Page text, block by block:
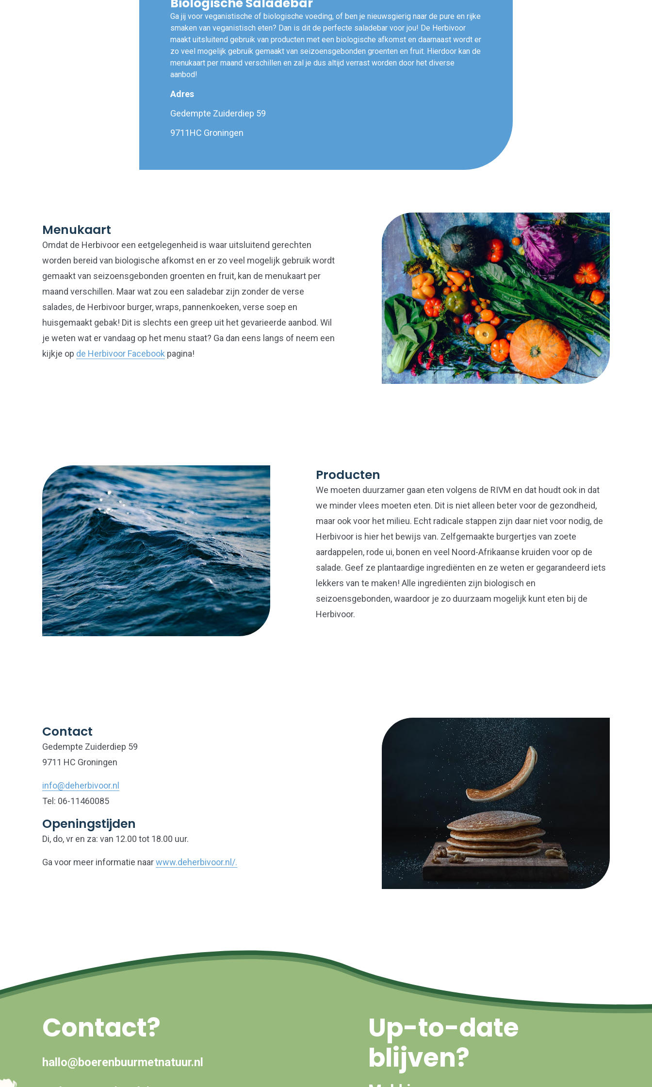
Ga jij voor veganistische of biologische voeding, of ben je nieuwsgierig naar de pure en rijke
smaken van veganistisch eten? Dan is dit de perfecte saladebar voor jou! De Herbivoor
maakt uitsluitend gebruik van producten met een biologische afkomst en daarnaast wordt er
zo veel mogelijk gebruik gemaakt van seizoensgebonden groenten en fruit. Hierdoor kan de
menukaart per maand verschillen en zal je dus altijd verrast worden door het diverse
aanbod!
Adres
Gedempte Zuiderdiep 59
9711HC Groningen
Menukaart
Omdat de Herbivoor een eetgelegenheid is waar uitsluitend gerechten
worden bereid van biologische afkomst en er zo veel mogelijk gebruik wordt
gemaakt van seizoensgebonden groenten en fruit, kan de menukaart per
maand verschillen. Maar wat zou een saladebar zijn zonder de verse
salades, de Herbivoor burger, wraps, pannenkoeken, verse soep en
huisgemaakt gebak! Dit is slechts een greep uit het gevarieerde aanbod. Wil
je weten wat er vandaag op het menu staat? Ga dan eens langs of neem een
kijkje op de Herbivoor Facebook pagina!
Producten
We moeten duurzamer gaan eten volgens de RIVM en dat houdt ook in dat
we minder vlees moeten eten. Dit is niet alleen beter voor de gezondheid,
maar ook voor het milieu. Echt radicale stappen zijn daar niet voor nodig, de
Herbivoor is hier het bewijs van. Zelfgemaakte burgertjes van zoete
aardappelen, rode ui, bonen en veel Noord-Afrikaanse kruiden voor op de
salade. Geef ze plantaardige ingrediënten en ze weten er gegarandeerd iets
lekkers van te maken! Alle ingrediënten zijn biologisch en
seizoensgebonden, waardoor je zo duurzaam mogelijk kunt eten bij de
Herbivoor.
Contact
Gedempte Zuiderdiep 59
9711 HC Groningen
info@deherbivoor.nl
Tel: 06-11460085
Openingstijden
Di, do, vr en za: van 12.00 tot 18.00 uur.
Ga voor meer informatie naarwww.deherbivoor.nl/.
Contact?
hallo@boerenbuurmetnatuur.nl
Up-to-date
blijven?